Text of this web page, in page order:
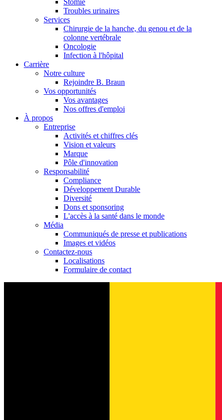
Stomie
Troubles urinaires
Services
Chirurgie de la hanche, du genou et de la
colonne vertébrale
Oncologie
Infection à l'hôpital
Carrière
Notre culture
Rejoindre B. Braun
Vos opportunités
Vos avantages
Nos offres d'emploi
À propos
Entreprise
Activités et chiffres clés
Vision et valeurs
Marque
Pôle d'innovation
Responsabilité
Compliance
Développement Durable
Diversité
Dons et sponsoring
L'accès à la santé dans le monde
Média
Communiqués de presse et publications
Images et vidéos
Contactez-nous
Localisations
Formulaire de contact